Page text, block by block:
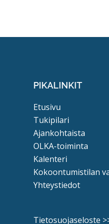
PIKALINKIT
Etusivu
Tukipilari
Ajankohtaista
OLKA-toiminta
Kalenteri
Kokoontumistilan
Yhteystiedot
Tietosuojaseloste